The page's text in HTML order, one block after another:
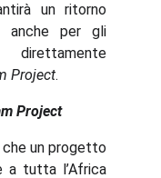
un ritorno
anche per gli
direttamente
Project.
Project
un progetto
a tutta l’Africa